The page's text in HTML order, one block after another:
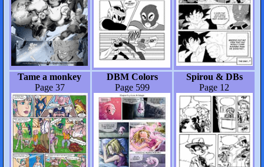
Tame a monkey
Page 37
DBM Colors
Page 599
Spirou & DBs
Page 12